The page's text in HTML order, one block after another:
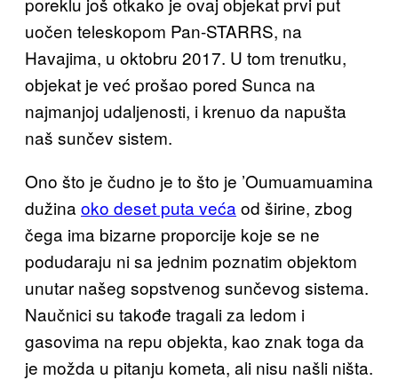
uočen teleskopom Pan-STARRS, na
Havajima, u oktobru 2017. U tom trenutku,
objekat je već prošao pored Sunca na
najmanjoj udaljenosti, i krenuo da napušta
naš sunčev sistem.
Ono što je čudno je to što je ’Oumuamuamina
dužina oko deset puta veća od širine, zbog
čega ima bizarne proporcije koje se ne
podudaraju ni sa jednim poznatim objektom
unutar našeg sopstvenog sunčevog sistema.
Naučnici su takođe tragali za ledom i
gasovima na repu objekta, kao znak toga da
je možda u pitanju kometa, ali nisu našli ništa.